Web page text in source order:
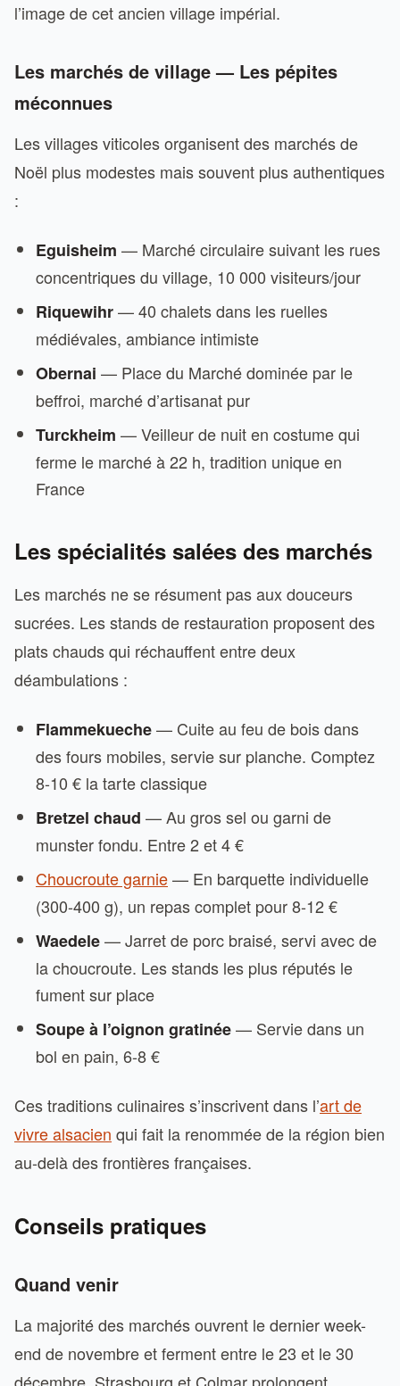
l’image de cet ancien village impérial.
Les marchés de village — Les pépites
méconnues
Les villages viticoles organisent des marchés de
Noël plus modestes mais souvent plus authentiques
:
Eguisheim — Marché circulaire suivant les rues
concentriques du village, 10 000 visiteurs/jour
Riquewihr— 40 chalets dans les ruelles
médiévales, ambiance intimiste
Obernai — Place du Marché dominée par le
beffroi, marché d’artisanat pur
Turckheim — Veilleur de nuit en costume qui
ferme le marché à 22 h, tradition unique en
France
Les spécialités salées des marchés
Les marchés ne se résument pas aux douceurs
sucrées. Les stands de restauration proposent des
plats chauds qui réchauffent entre deux
déambulations :
Flammekueche— Cuite au feu de bois dans
des fours mobiles, servie sur planche. Comptez
8-10 € la tarte classique
Bretzel chaud — Au gros sel ou garni de
munster fondu. Entre 2 et 4 €
Choucroute garnie— En barquette individuelle
(300-400 g), un repas complet pour 8-12 €
Waedele— Jarret de porc braisé, servi avec de
la choucroute. Les stands les plus réputés le
fument sur place
Soupe à l’oignon gratinée— Servie dans un
bol en pain, 6-8 €
Ces traditions culinaires s’inscrivent dans l’art de
vivre alsacien qui fait la renommée de la région bien
au-delà des frontières françaises.
Conseils pratiques
Quand venir
La majorité des marchés ouvrent le dernier week-
end de novembre et ferment entre le 23 et le 30